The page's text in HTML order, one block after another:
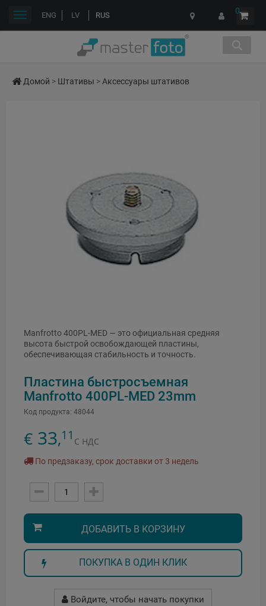
ENG LV RUS 0
Переключить
Домой > Штативы >Аксессуары штативов
Manfrotto 400PL-MED — это официальная средняя
высота быстрой освобождающей пластины,
обеспечивающая стабильность и точность.
Пластина быстросъемная
Manfrotto 400PL-MED 23mm
Код продукта: 48044
€ 33,11 С НДС
По предзаказу, срок доставки от 3 недель
ДОБАВИТЬ В КОРЗИНУ
ПОКУПКА В ОДИН КЛИК
Войдите, чтобы начать покупки